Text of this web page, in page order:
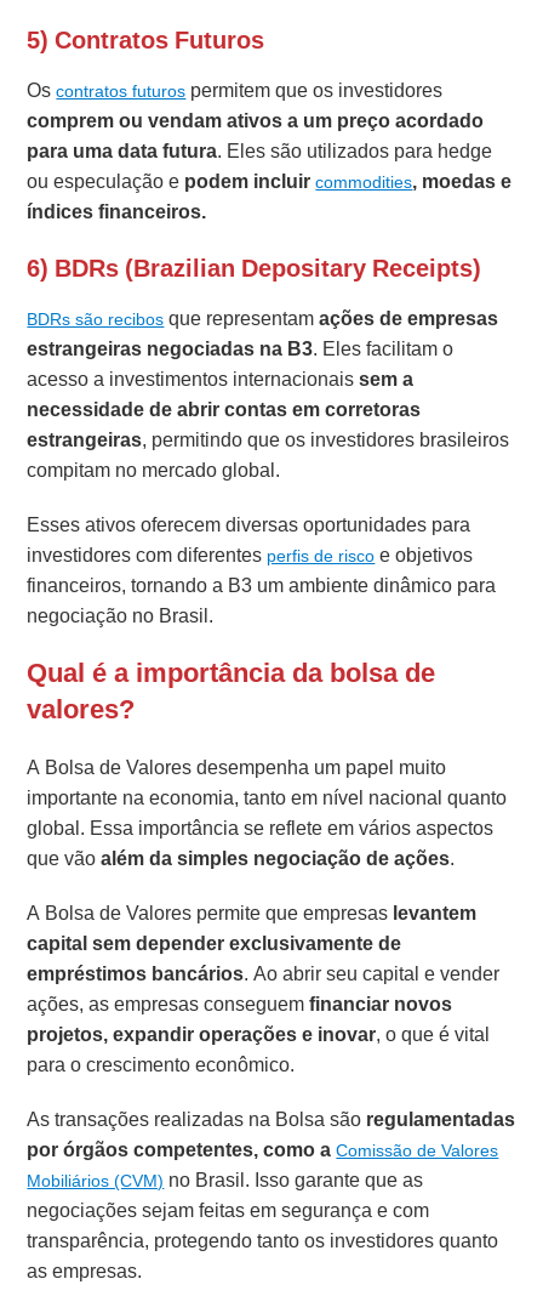
5) Contratos Futuros
Oscontratos futuros permitem que os investidores
comprem ou vendam ativos a um preço acordado
para uma data futura. Eles são utilizados para hedge
ou especulação e podem incluircommodities, moedas e
índices financeiros.
6) BDRs (Brazilian Depositary Receipts)
BDRs são recibos que representamações de empresas
estrangeiras negociadas na B3. Eles facilitam o
acesso a investimentos internacionaissem a
necessidade de abrir contas em corretoras
estrangeiras, permitindo que os investidores brasileiros
compitam no mercado global.
Esses ativos oferecem diversas oportunidades para
investidores com diferentes perfis de risco e objetivos
financeiros, tornando a B3 um ambiente dinâmico para
negociação no Brasil.
Qual é a importância da bolsa de
valores?
A Bolsa de Valores desempenha um papel muito
importante na economia, tanto em nível nacional quanto
global. Essa importância se reflete em vários aspectos
que vãoalém da simples negociação de ações.
A Bolsa de Valores permite que empresas levantem
capital sem depender exclusivamente de
empréstimos bancários. Ao abrir seu capital e vender
ações, as empresas conseguemfinanciar novos
projetos, expandir operações e inovar, o que é vital
para o crescimento econômico.
As transações realizadas na Bolsa são regulamentadas
por órgãos competentes, como aComissão de Valores
Mobiliários (CVM) no Brasil. Isso garante que as
negociações sejam feitas em segurança e com
transparência, protegendo tanto os investidores quanto
as empresas.